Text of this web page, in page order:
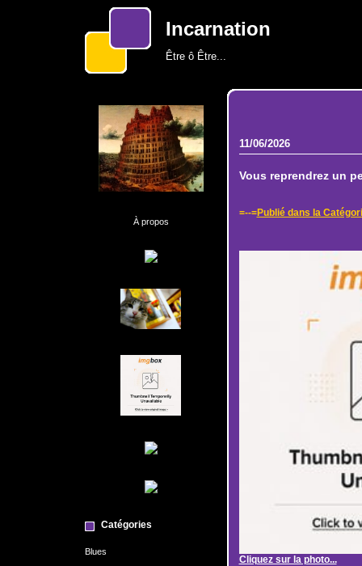
Incarnation
Être ô Être...
À propos
Catégories
Blues
11/06/2026
Vous reprendrez un
=--=Publié dans la
Cliquez sur la photo...